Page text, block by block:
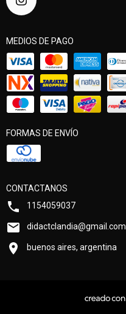
MEDIOS DE PAGO
FORMAS DE ENVÍO
CONTACTANOS
1154059037
didactclandia@gmail.com
buenos aires, argentina